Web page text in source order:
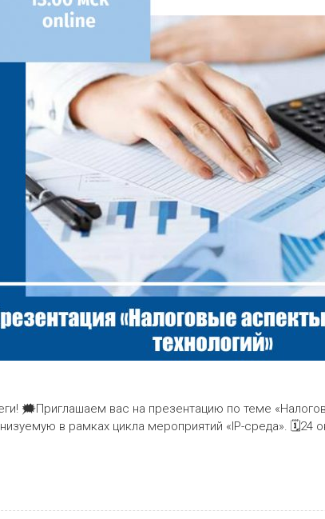
🗯Приглашаем вас на презентацию по теме
в рамках цикла мероприятий «IP-среда». 🗓24